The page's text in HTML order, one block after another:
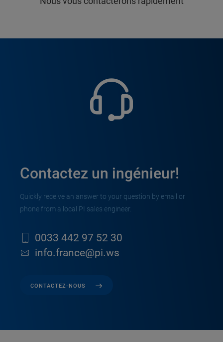
Contactez un ingénieur!
Quickly receive an answer to your question by email or
phone from a local PI sales engineer.
0033 442 97 52 30
info.france@pi.ws
CONTACTEZ-NOUS